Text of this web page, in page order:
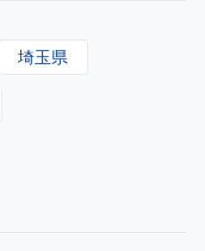
埼玉県